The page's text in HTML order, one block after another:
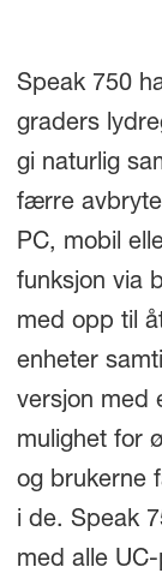
Speak 750
graders
gi naturlig
færre
PC, mobil
funksjon via
med opp til
enheter
versjon med
mulighet for
og brukerne
i de. Speak
med alle